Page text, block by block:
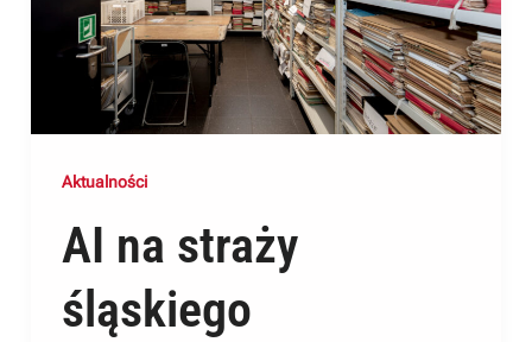
Aktualności
AI na straży
śląskiego